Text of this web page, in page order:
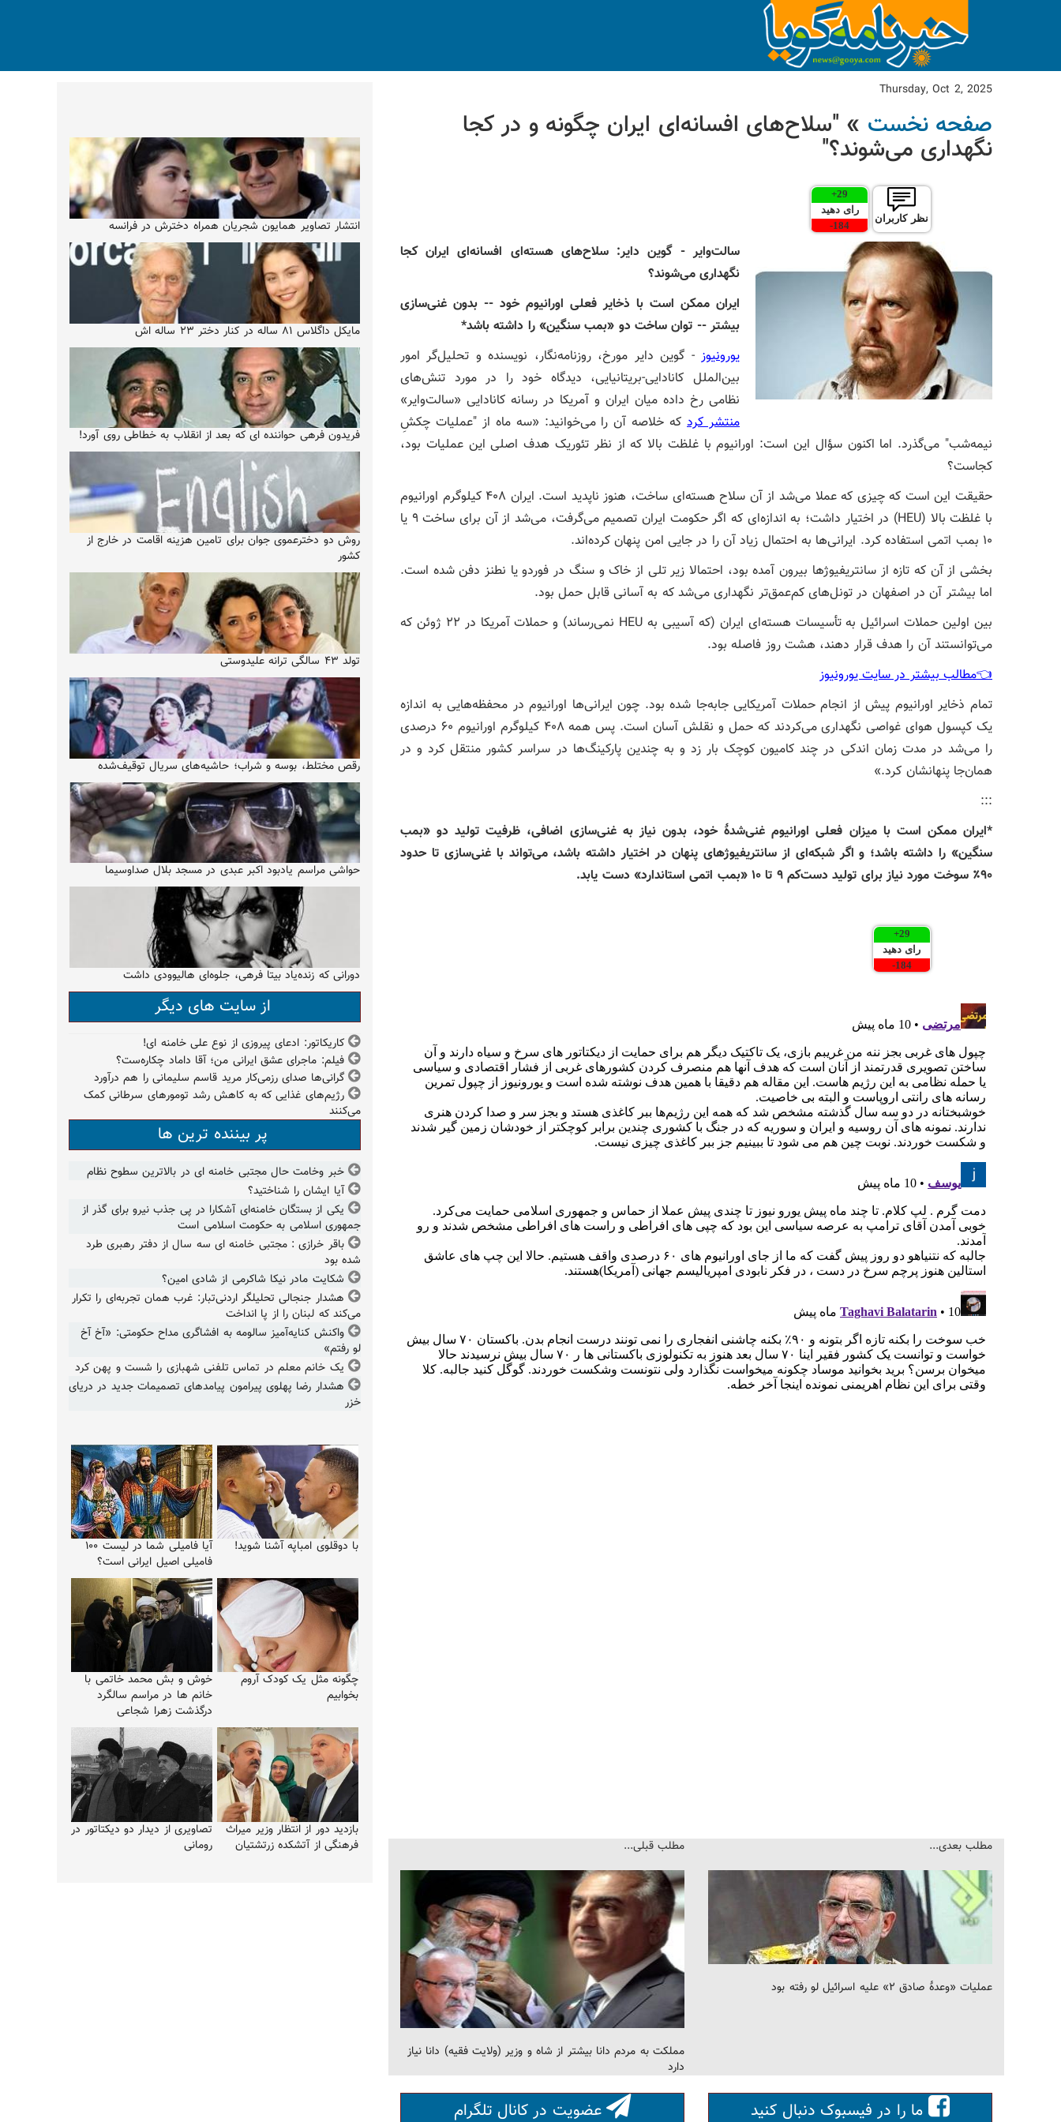
Thursday, Oct 2, 2025
صفحه نخست » "سلاح‌های افسانه‌ای ایران چگونه و در کجا
نگهداری می‌شوند؟"
نظر کاربران
29
+
رای دهید
184
-
سالت‌وایر - گوین دایر: سلاح‌های هسته‌ای افسانه‌ای ایران کجا
نگهداری می‌شوند؟
ایران ممکن است با ذخایر فعلی اورانیوم خود -- بدون غنی‌سازی
بیشتر -- توان ساخت دو «بمب سنگین» را داشته باشد*
یورونیوز - گوین دایر مورخ، روزنامه‌نگار، نویسنده و تحلیل‌گر امور
بین‌الملل کانادایی-بریتانیایی، دیدگاه خود را در مورد تنش‌های
نظامی رخ داده میان ایران و آمریکا در رسانه کانادایی «سالت‌وایر»
منتشر کردکه خلاصه آن را می‌خوانید: «سه ماه از "عملیات چکشِ
نیمه‌شب" می‌گذرد. اما اکنون سؤال این است: اورانیوم با غلظت بالا که از نظر تئوریک هدف اصلی این عملیات بود،
کجاست؟
حقیقت این است که چیزی که عملا می‌شد از آن سلاح هسته‌ای ساخت، هنوز ناپدید است. ایران ۴۰۸ کیلوگرم اورانیوم
با غلظت بالا (HEU) در اختیار داشت؛ به اندازه‌ای که اگر حکومت ایران تصمیم می‌گرفت، می‌شد از آن برای ساخت ۹ یا
۱۰ بمب اتمی استفاده کرد. ایرانی‌ها به احتمال زیاد آن را در جایی امن پنهان کرده‌اند.
بخشی از آن که تازه از سانتریفیوژها بیرون آمده بود، احتمالا زیر تلی از خاک و سنگ در فوردو یا نطنز دفن شده است.
اما بیشتر آن در اصفهان در تونل‌های کم‌عمق‌تر نگهداری می‌شد که به آسانی قابل حمل بود.
بین اولین حملات اسرائیل به تأسیسات هسته‌ای ایران (که آسیبی به HEU نمی‌رساند) و حملات آمریکا در ۲۲ ژوئن که
می‌توانستند آن را هدف قرار دهند، هشت روز فاصله بود.
👈مطالب بیشتر در سایت یورونیوز
تمام ذخایر اورانیوم پیش از انجام حملات آمریکایی جابه‌جا شده بود. چون ایرانی‌ها اورانیوم در محفظه‌هایی به اندازه
یک کپسول هوای غواصی نگهداری می‌کردند که حمل و نقلش آسان است. پس همه ۴۰۸ کیلوگرم اورانیوم ۶۰ درصدی
را می‌شد در مدت زمان اندکی در چند کامیون کوچک بار زد و به چندین پارکینگ‌ها در سراسر کشور منتقل کرد و در
همان‌جا پنهانشان کرد.»
:::
*ایران ممکن است با میزان فعلی اورانیوم غنی‌شدهٔ خود، بدون نیاز به غنی‌سازی اضافی، ظرفیت تولید دو «بمب
سنگین» را داشته باشد؛ و اگر شبکه‌ای از سانتریفیوژهای پنهان در اختیار داشته باشد، می‌تواند با غنی‌سازی تا حدود
۹۰٪ سوخت مورد نیاز برای تولید دست‌کم ۹ تا ۱۰ «بمب اتمی استاندارد» دست یابد.
29
+
رای دهید
184
-
مطلب قبلی...
مملکت به مردم دانا بیشتر از شاه و وزیر (ولایت فقیه) دانا نیاز
دارد
مطلب بعدی...
عملیات «وعدهٔ صادق ۲» علیه اسرائیل لو رفته بود
عضویت در کانال تلگرام ما را در فیسبوک دنبال کنید
انتشار تصاویر همایون شجریان همراه دخترش در فرانسه
مایکل داگلاس ۸۱ ساله در کنار دختر ۲۳ ساله اش
فریدون فرهی حواننده ای که بعد از انقلاب به خطاطی روی آورد!
روش دو دخترعموی جوان برای تامین هزینه اقامت در خارج از
کشور
تولد ۴۳ سالگی ترانه علیدوستی
رقص مختلط، بوسه و شراب؛ حاشیه‌های سریال توقیف‌شده
حواشی مراسم یادبود اکبر عبدی در مسجد بلال صداوسیما
دورانی که زنده‌یاد بیتا فرهی، جلوه‌ای هالیوودی داشت
از سایت های دیگر
کاریکاتور: ادعای پیروزی از نوع علی خامنه ای!
فیلم: ماجرای عشق ایرانی من؛ آقا داماد چکاره‌ست؟
گرانی‌ها صدای رزمی‌کار مرید قاسم سلیمانی را هم درآورد
رژیم‌های غذایی که به کاهش رشد تومورهای سرطانی کمک
می‌کنند
پر بیننده ترین ها
خبر وخامت حال مجتبی خامنه ای در بالاترین سطوح نظام
آیا ایشان را شناختید؟
یکی از بستگان خامنه‌ای آشکارا در پی جذب نیرو برای گذر از
جمهوری اسلامی به حکومت اسلامی است
باقر خرازی : مجتبی خامنه ای سه سال از دفتر رهبری طرد
شده بود
شکایت مادر نیکا شاکرمی از شادی امین؟
هشدار جنجالی تحلیلگر اردنی‌تبار: غرب همان تجربه‌ای را تکرار
می‌کند که لبنان را از پا انداخت
واکنش کنایه‌آمیز سالومه به افشاگری مداح حکومتی: «آخ آخ
لو رفتم»
یک خانم معلم در تماس تلفنی شهبازی را شست و پهن کرد
هشدار رضا پهلوی پیرامون پیامدهای تصمیمات جدید در دریای
خزر
آیا فامیلی شما در لیست ۱۰۰
فامیلی اصیل ایرانی است؟
با دوقلوی امباپه آشنا شوید!
خوش و بش محمد خاتمی با
خانم ها در مراسم سالگرد
درگذشت زهرا شجاعی
چگونه مثل یک کودک آروم
بخوابیم
تصاویری از دیدار دو دیکتاتور در
رومانی
بازدید دور از انتظار وزیر میراث
فرهنگی از آتشکده زرتشتیان